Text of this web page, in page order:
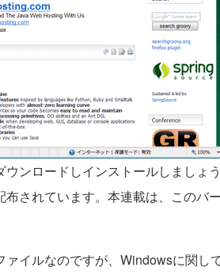
ンロードしインストールしましょ
されています。本連載は、このバ
イルなのですが、Windowsに関し